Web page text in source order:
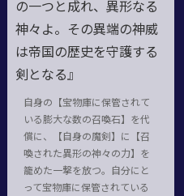
の一つと成れ、異形なる
神々よ。その異端の神威
は帝国の歴史を守護する
剣となる』
自身の【宝物庫に保管されて
いる膨大な数の召喚石】を代
償に、【自身の魔剣】に【召
喚された異形の神々の力】を
籠めた一撃を放つ。自分にと
って宝物庫に保管されている